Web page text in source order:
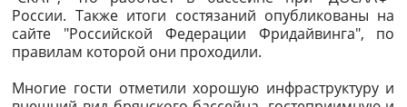
России. Также итоги состязаний опубликованы на
сайте "Российской Федерации Фридайвинга", по
правилам которой они проходили.
Многие гости отметили хорошую инфраструктуру и